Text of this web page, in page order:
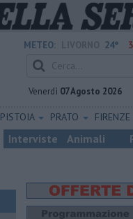
METEO: 24°
Venerdì 07 Agosto 2026
PISTOIA PRATO FIRENZE
Interviste Animali